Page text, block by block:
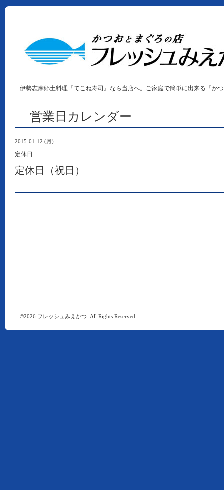
伊勢志摩郷土料理『てこね寿司』なら当店へ。ご家庭で簡単に出来る『か
営業日カレンダー
2015-01-12 (月)
定休日
定休日（祝日）
©2026 フレッシュみえかつ . All Rights Reserved.